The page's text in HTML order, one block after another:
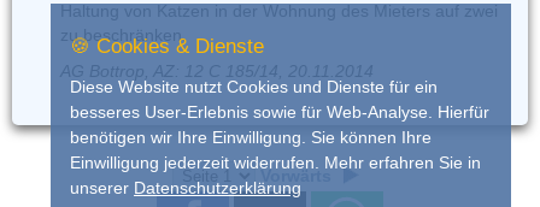
Haltung von Katzen in der Wohnung des Mieters auf zwei
zu beschränken.
AG Bottrop, AZ: 12 C 185/14, 20.11.2014
🍪 Cookies & Dienste
Diese Website nutzt Cookies und Dienste für ein
besseres User-Erlebnis sowie für Web-Analyse. Hierfür
benötigen wir Ihre Einwilligung. Sie können Ihre
Einwilligung jederzeit widerrufen. Mehr erfahren Sie in
unserer Datenschutzerklärung